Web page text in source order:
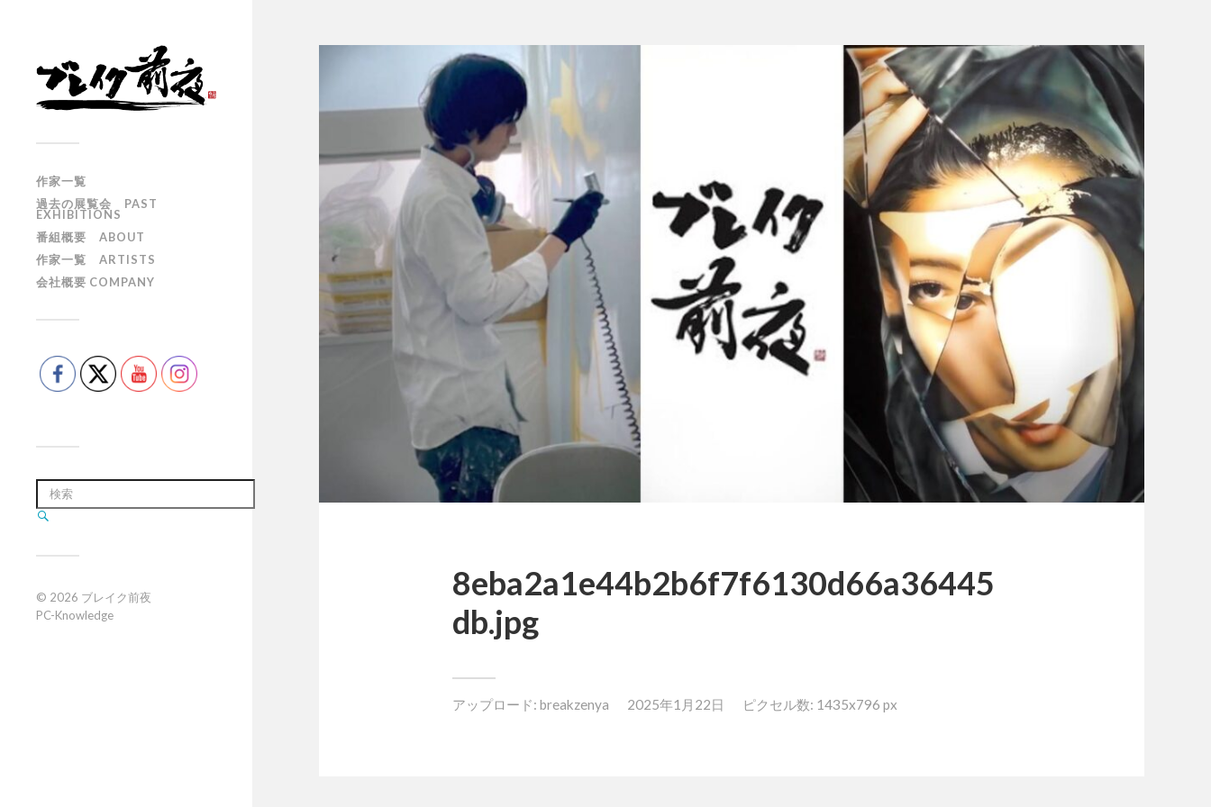
作家一覧
過去の展覧会 PAST
EXHIBITIONS
番組概要 ABOUT
作家一覧 ARTISTS
会社概要 COMPANY
© 2026 ブレイク前夜
PC-Knowledge
8eba2a1e44b2b6f7f6130d66a36445
db.jpg
アップロード: breakzenya 2025年1月22日 ピクセル数: 1435x796 px